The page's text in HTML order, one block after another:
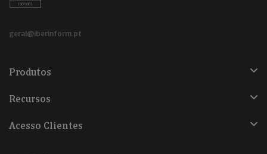
geral@iberinform.pt
Produtos
Recursos
Acesso Clientes